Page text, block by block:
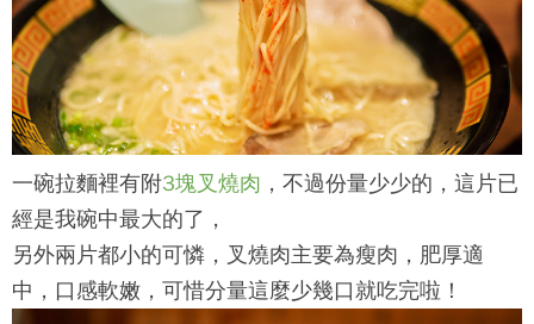
一碗拉麵裡有附3塊叉燒肉 ，不過份量少少的，這片已
經是我碗中最大的了，
另外兩片都小的可憐，叉燒肉主要為瘦肉，肥厚適
中，口感軟嫩，可惜分量這麼少幾口就吃完啦！